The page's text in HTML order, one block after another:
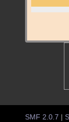
SMF 2.0.7